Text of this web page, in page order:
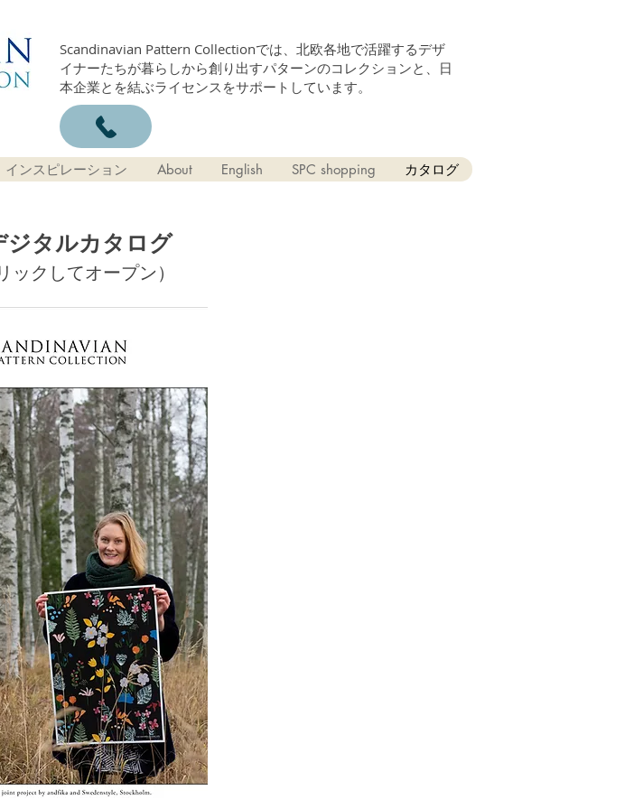
Scandinavian Pattern Collectionでは、北欧各地で活躍するデザ
イナーたちが暮らしから創り出すパターンのコレクションと、日
本企業とを結ぶライセンスをサポートしています。
インスピレーション About English SPC shopping カタログ
ジタルカタログ
ックしてオープン）